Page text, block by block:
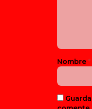
Nombre *